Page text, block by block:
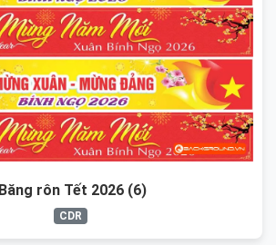
Băng rôn Tết 2026 (6)
CDR